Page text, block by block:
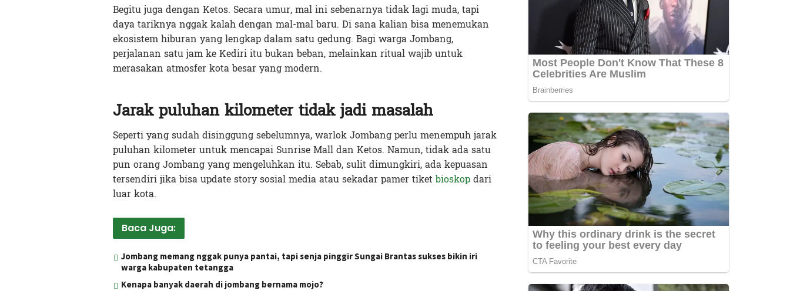
Begitu juga dengan Ketos. Secara umur, mal ini sebenarnya tidak lagi muda, tapi
daya tariknya nggak kalah dengan mal-mal baru. Di sana kalian bisa menemukan
ekosistem hiburan yang lengkap dalam satu gedung. Bagi warga Jombang,
perjalanan satu jam ke Kediri itu bukan beban, melainkan ritual wajib untuk
merasakan atmosfer kota besar yang modern.
Jarak puluhan kilometer tidak jadi masalah
Seperti yang sudah disinggung sebelumnya, warlok Jombang perlu menempuh jarak
puluhan kilometer untuk mencapai Sunrise Mall dan Ketos. Namun, tidak ada satu
pun orang Jombang yang mengeluhkan itu. Sebab, sulit dimungkiri, ada kepuasan
tersendiri jika bisa update story sosial media atau sekadar pamer tiketbioskopdari
luar kota.
Baca Juga:
Jombang memang nggak punya pantai, tapi senja pinggir Sungai Brantas sukses bikin iri
warga kabupaten tetangga
Kenapa banyak daerah di jombang bernama mojo?